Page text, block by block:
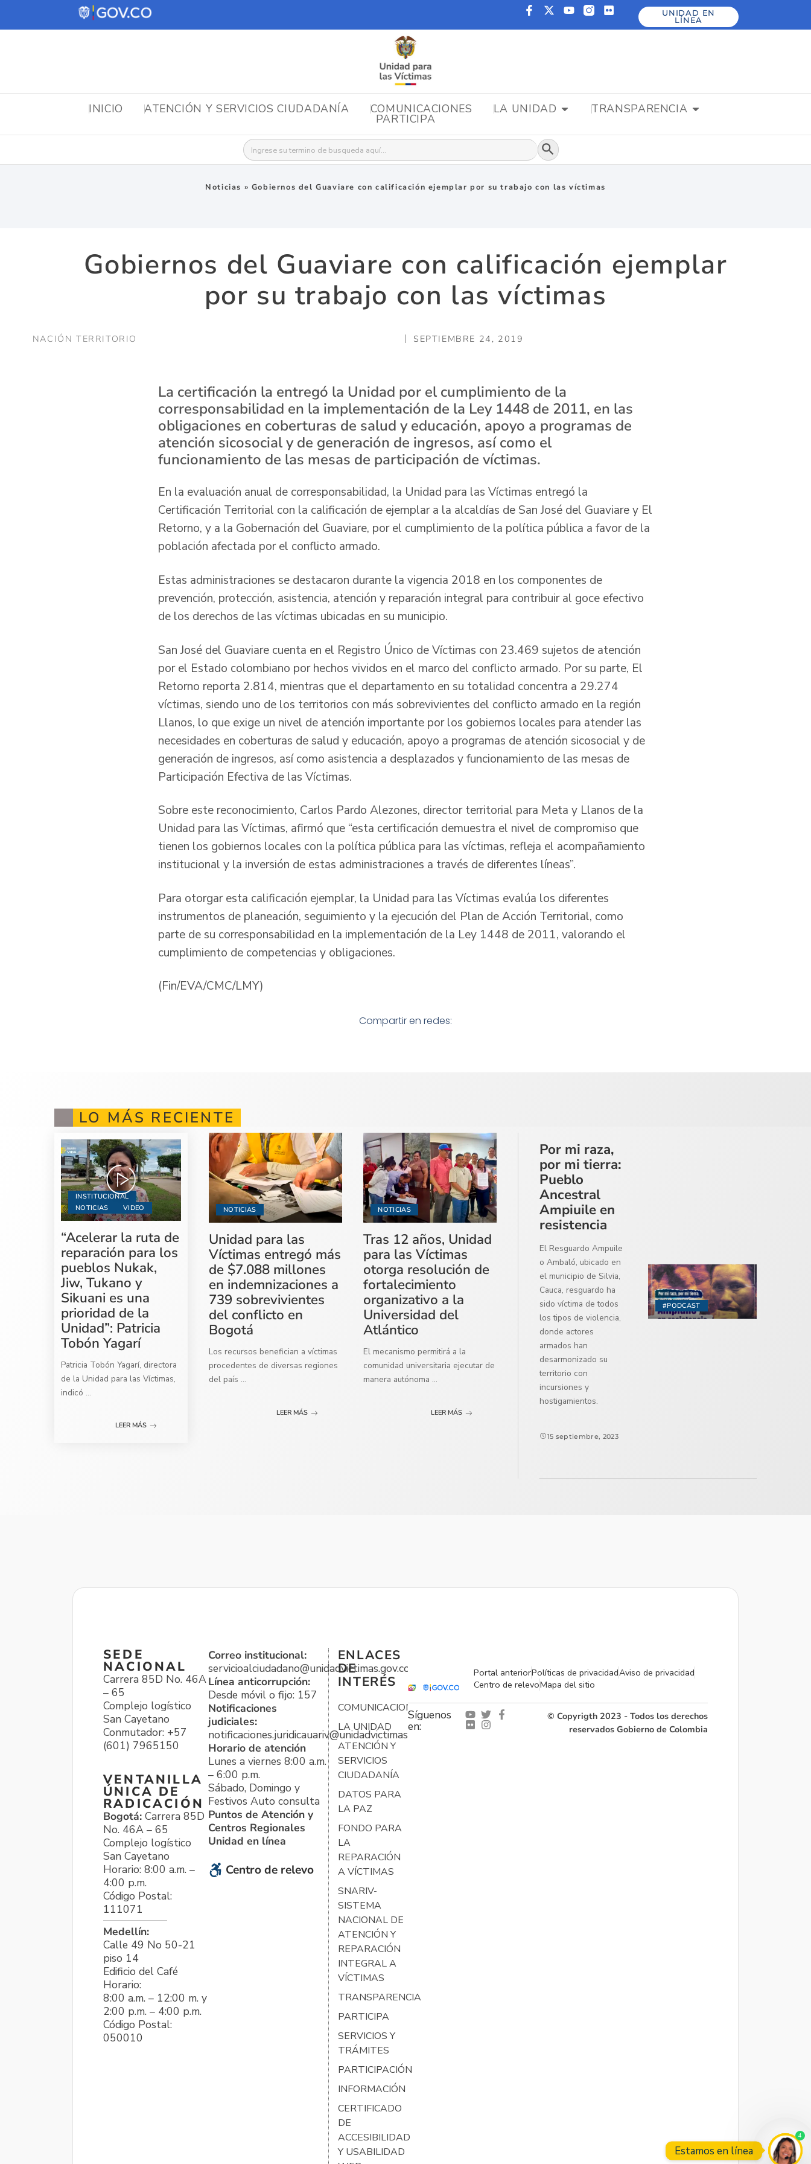
UNIDAD EN
LÍNEA
INICIO ATENCIÓN Y SERVICIOS CIUDADANÍA COMUNICACIONES LA UNIDAD TRANSPARENCIA
PARTICIPA
Buscar: Botón de búsqueda
Noticias » Gobiernos del Guaviare con calificación ejemplar por su trabajo con las víctimas
Gobiernos del Guaviare con calificación ejemplar
por su trabajo con las víctimas
NACIÓN TERRITORIO SEPTIEMBRE 24, 2019
La certificación la entregó la Unidad por el cumplimiento de la
corresponsabilidad en la implementación de la Ley 1448 de 2011, en las
obligaciones en coberturas de salud y educación, apoyo a programas de
atención sicosocial y de generación de ingresos, así como el
funcionamiento de las mesas de participación de víctimas.
En la evaluación anual de corresponsabilidad, la Unidad para las Víctimas entregó la
Certificación Territorial con la calificación de ejemplar a la alcaldías de San José del Guaviare y El
Retorno, y a la Gobernación del Guaviare, por el cumplimiento de la política pública a favor de la
población afectada por el conflicto armado.
Estas administraciones se destacaron durante la vigencia 2018 en los componentes de
prevención, protección, asistencia, atención y reparación integral para contribuir al goce efectivo
de los derechos de las víctimas ubicadas en su municipio.
San José del Guaviare cuenta en el Registro Único de Víctimas con 23.469 sujetos de atención
por el Estado colombiano por hechos vividos en el marco del conflicto armado. Por su parte, El
Retorno reporta 2.814, mientras que el departamento en su totalidad concentra a 29.274
víctimas, siendo uno de los territorios con más sobrevivientes del conflicto armado en la región
Llanos, lo que exige un nivel de atención importante por los gobiernos locales para atender las
necesidades en coberturas de salud y educación, apoyo a programas de atención sicosocial y de
generación de ingresos, así como asistencia a desplazados y funcionamiento de las mesas de
Participación Efectiva de las Víctimas.
Sobre este reconocimiento, Carlos Pardo Alezones, director territorial para Meta y Llanos de la
Unidad para las Víctimas, afirmó que “esta certificación demuestra el nivel de compromiso que
tienen los gobiernos locales con la política pública para las víctimas, refleja el acompañamiento
institucional y la inversión de estas administraciones a través de diferentes líneas”.
Para otorgar esta calificación ejemplar, la Unidad para las Víctimas evalúa los diferentes
instrumentos de planeación, seguimiento y la ejecución del Plan de Acción Territorial, como
parte de su corresponsabilidad en la implementación de la Ley 1448 de 2011, valorando el
cumplimiento de competencias y obligaciones.
(Fin/EVA/CMC/LMY)
Compartir en redes:
LO MÁS RECIENTE
INSTITUCIONAL
NOTICIAS
VIDEO
“Acelerar la ruta de
reparación para los
pueblos Nukak,
Jiw, Tukano y
Sikuani es una
prioridad de la
Unidad”: Patricia
Tobón Yagarí
Patricia Tobón Yagarí, directora
de la Unidad para las Víctimas,
indicó ...
LEER MÁS
NOTICIAS
Unidad para las
Víctimas entregó más
de $7.088 millones
en indemnizaciones a
739 sobrevivientes
del conflicto en
Bogotá
Los recursos benefician a víctimas
procedentes de diversas regiones
del país ...
LEER MÁS
NOTICIAS
Tras 12 años, Unidad
para las Víctimas
otorga resolución de
fortalecimiento
organizativo a la
Universidad del
Atlántico
El mecanismo permitirá a la
comunidad universitaria ejecutar de
manera autónoma ...
LEER MÁS
#PODCAST
Por mi raza,
por mi tierra:
Pueblo
Ancestral
Ampiuile en
resistencia
El Resguardo Ampuile
o Ambaló, ubicado en
el municipio de Silvia,
Cauca, resguardo ha
sido víctima de todos
los tipos de violencia,
donde actores
armados han
desarmonizado su
territorio con
incursiones y
hostigamientos.
15 septiembre, 2023
SEDE
NACIONAL
Carrera 85D No. 46A
– 65
Complejo logístico
San Cayetano
Conmutador: +57
(601) 7965150
VENTANILLA
ÚNICA DE
RADICACIÓN
Bogotá: Carrera 85D
No. 46A – 65
Complejo logístico
San Cayetano
Horario: 8:00 a.m. –
4:00 p.m.
Código Postal:
111071
Medellín:
Calle 49 No 50-21
piso 14
Edificio del Café
Horario:
8:00 a.m. – 12:00 m. y
2:00 p.m. – 4:00 p.m.
Código Postal:
050010
Correo institucional:
servicioalciudadano@unidadvictimas.gov.co
Línea anticorrupción:
Desde móvil o fijo: 157
Notificaciones
judiciales:
notificaciones.juridicauariv@unidadvictimas.gov.co
Horario de atención
Lunes a viernes 8:00 a.m.
– 6:00 p.m.
Sábado, Domingo y
Festivos Auto consulta
Puntos de Atención y
Centros Regionales
Unidad en línea
Centro de relevo
ENLACES
DE
INTERÉS
COMUNICACIONES
LA UNIDAD
ATENCIÓN Y
SERVICIOS
CIUDADANÍA
DATOS PARA
LA PAZ
FONDO PARA
LA
REPARACIÓN
A VÍCTIMAS
SNARIV-
SISTEMA
NACIONAL DE
ATENCIÓN Y
REPARACIÓN
INTEGRAL A
VÍCTIMAS
TRANSPARENCIA
PARTICIPA
SERVICIOS Y
TRÁMITES
PARTICIPACIÓN
INFORMACIÓN
CERTIFICADO
DE
ACCESIBILIDAD
Y USABILIDAD
Portal anteriorPolíticas de privacidadAviso de privacidad
Centro de relevoMapa del sitio
Síguenos
en:
© Copyrigth 2023 - Todos los derechos
reservados Gobierno de Colombia
Estamos en línea
4